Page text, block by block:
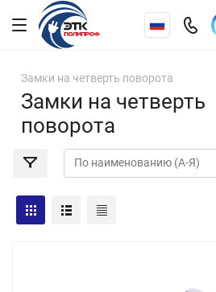
Замки на четверть поворота
Замки на четверть
поворота